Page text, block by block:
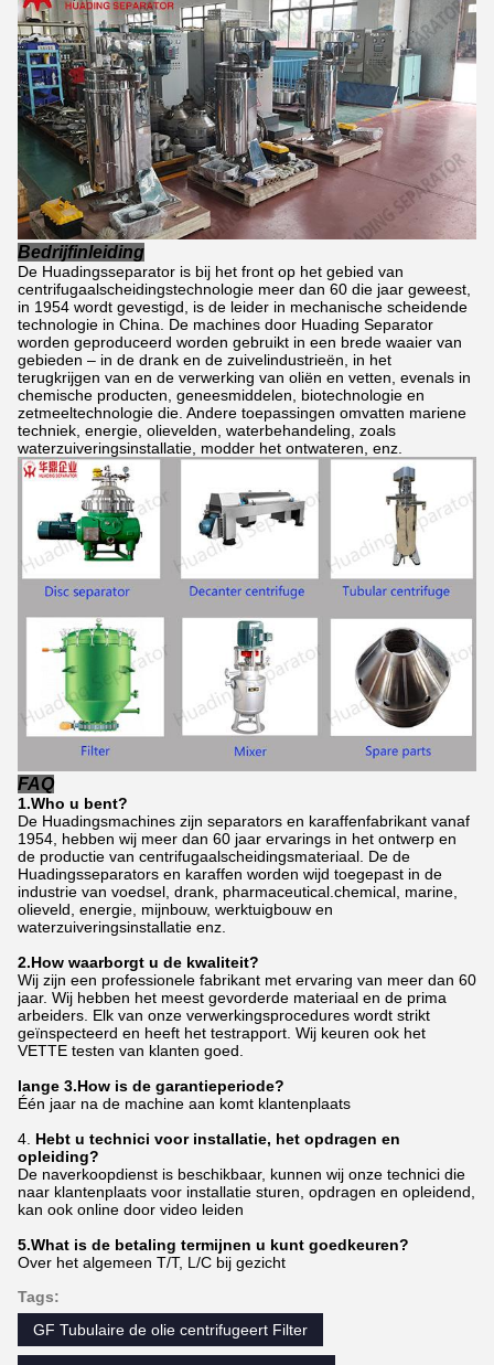
Bedrijfinleiding
De Huadingsseparator is bij het front op het gebied van
centrifugaalscheidingstechnologie meer dan 60 die jaar geweest,
in 1954 wordt gevestigd, is de leider in mechanische scheidende
technologie in China. De machines door Huading Separator
worden geproduceerd worden gebruikt in een brede waaier van
gebieden – in de drank en de zuivelindustrieën, in het
terugkrijgen van en de verwerking van oliën en vetten, evenals in
chemische producten, geneesmiddelen, biotechnologie en
zetmeeltechnologie die. Andere toepassingen omvatten mariene
techniek, energie, olievelden, waterbehandeling, zoals
waterzuiveringsinstallatie, modder het ontwateren, enz.
FAQ
1.Who u bent?
De Huadingsmachines zijn separators en karaffenfabrikant vanaf
1954, hebben wij meer dan 60 jaar ervarings in het ontwerp en
de productie van centrifugaalscheidingsmateriaal. De de
Huadingsseparators en karaffen worden wijd toegepast in de
industrie van voedsel, drank, pharmaceutical.chemical, marine,
olieveld, energie, mijnbouw, werktuigbouw en
waterzuiveringsinstallatie enz.
2.How waarborgt u de kwaliteit?
Wij zijn een professionele fabrikant met ervaring van meer dan 60
jaar. Wij hebben het meest gevorderde materiaal en de prima
arbeiders. Elk van onze verwerkingsprocedures wordt strikt
geïnspecteerd en heeft het testrapport. Wij keuren ook het
VETTE testen van klanten goed.
lange 3.How is de garantieperiode?
Één jaar na de machine aan komt klantenplaats
4. Hebt u technici voor installatie, het opdragen en
opleiding?
De naverkoopdienst is beschikbaar, kunnen wij onze technici die
naar klantenplaats voor installatie sturen, opdragen en opleidend,
kan ook online door video leiden
5.What is de betaling termijnen u kunt goedkeuren?
Over het algemeen T/T, L/C bij gezicht
Tags:
GF Tubulaire de olie centrifugeert Filter